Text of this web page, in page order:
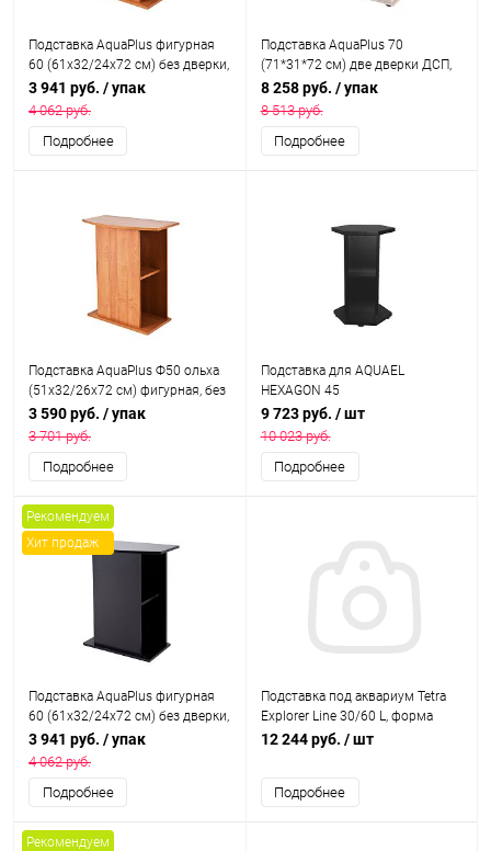
Подставка AquaPlus фигурная
60 (61х32/24х72 см) без дверки,
ольха, в коробке, подходит для
модели аквариума STD Ф70
3 941 руб. / упак
4 062 руб.
Подробнее
Подставка AquaPlus 70
(71*31*72 см) две дверки ДСП,
выбеленный дуб, в коробке,
подходит для модели
аквариума LUX П100
8 258 руб. / упак
8 513 руб.
Подробнее
Подставка AquaPlus Ф50 ольха
(51х32/26х72 см) фигурная, без
дверки, в коробке, подходит для
модели аквариума STD Ф50
3 590 руб. / упак
3 701 руб.
Подробнее
Подставка для AQUAEL
HEXAGON 45
9 723 руб. / шт
10 023 руб.
Подробнее
Рекомендуем
Хит продаж
Подставка AquaPlus фигурная
60 (61х32/24х72 см) без дверки,
черная, в коробке, подходит для
модели аквариума STD Ф70
3 941 руб. / упак
4 062 руб.
Подробнее
Подставка под аквариум Tetra
Explorer Line 30/60 L, форма
"полумесяц"
12 244 руб. / шт
Подробнее
Рекомендуем